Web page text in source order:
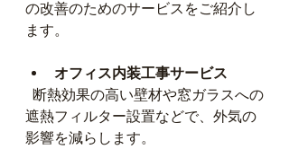
の改善のためのサービスをご紹介し
ます。
オフィス内装工事サービス
遮熱フィルター設置などで、外気の
影響を減らします。